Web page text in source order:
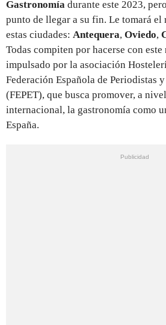
Gastronomía durante este 2023,
punto de llegar a su fin. Le tomará el
estas ciudades: Antequera, Oviedo,
Todas compiten por hacerse con
impulsado por la asociación
Federación Española de Periodistas
(FEPET), que busca promover, a
internacional, la gastronomía como
España.